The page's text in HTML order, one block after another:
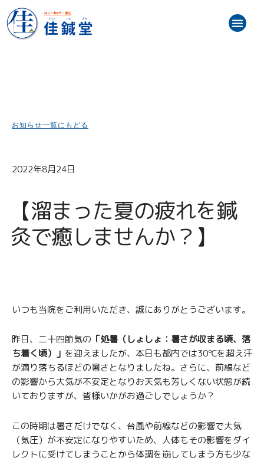
容
メ
ニ
お知らせ一覧にもどる
2022年8月24日
【溜まった夏の疲れを鍼
灸で癒しませんか？】
いつも当院をご利用いただき、誠にありがとうございます。
昨日、二十四節気の 「処暑（しょしょ：暑さが収まる頃、落
ち着く頃）」 を迎えましたが、本日も都内では30℃を超え汗
が滴り落ちるほどの暑さとなりましたね。さらに、前線など
の影響から大気が不安定となりお天気も芳しくない状態が続
いておりますが、皆様いかがお過ごしでしょうか？
この時期は暑さだけでなく、台風や前線などの影響で大気
（気圧）が不安定になりやすいため、人体もその影響をダイ
レクトに受けてしまうことから体調を崩してしまう方も少な